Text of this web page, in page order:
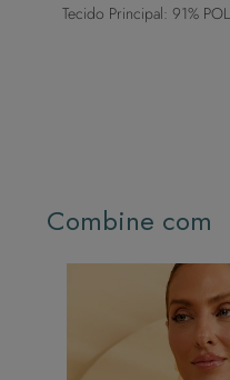
Tecido Principal: 91%
Combine com